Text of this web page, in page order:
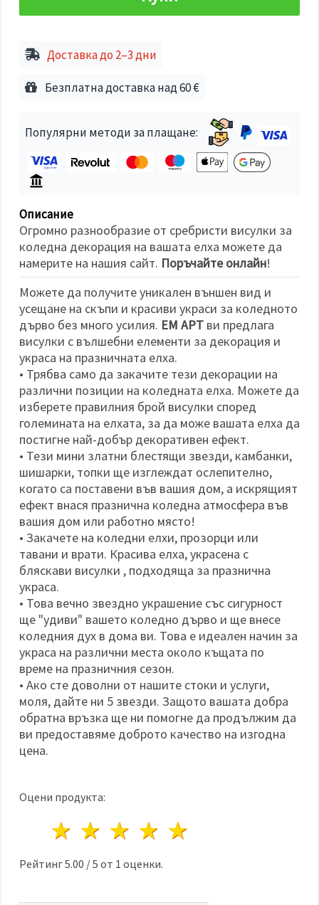
"Запази"
ПриемиДоставка до 2–3 дни
Безплатна доставка над 60 €
Популярни методи за плащане:
Описание
Огромно разнообразие от сребристи висулки за
коледна декорация на вашата елха можете да
намерите на нашия сайт. Поръчайте онлайн!
Можете да получите уникален външен вид и
усещане на скъпи и красиви украси за коледното
дърво без много усилия. ЕМ АРТ ви предлага
висулки с вълшебни елементи за декорация и
украса на празничната елха.
• Трябва само да закачите тези декорации на
различни позиции на коледната елха. Можете да
изберете правилния брой висулки според
големината на елхата, за да може вашата елха да
постигне най-добър декоративен ефект.
• Тези мини златни блестящи звезди, камбанки,
шишарки, топки ще изглеждат ослепително,
когато са поставени във вашия дом, а искрящият
ефект внася празнична коледна атмосфера във
вашия дом или работно място!
• Закачете на коледни елхи, прозорци или
тавани и врати. Красива елха, украсена с
бляскави висулки , подходяща за празнична
украса.
• Това вечно звездно украшение със сигурност
ще "удиви" вашето коледно дърво и ще внесе
коледния дух в дома ви. Това е идеален начин за
украса на различни места около къщата по
време на празничния сезон.
• Ако сте доволни от нашите стоки и услуги,
моля, дайте ни 5 звезди. Защото вашата добра
обратна връзка ще ни помогне да продължим да
ви предоставяме доброто качество на изгодна
цена.
Оцени продукта:
4 звезди
3 звезди
2 звезди
1 звезда
Рейтинг5.00 /5 от 1 оценки.